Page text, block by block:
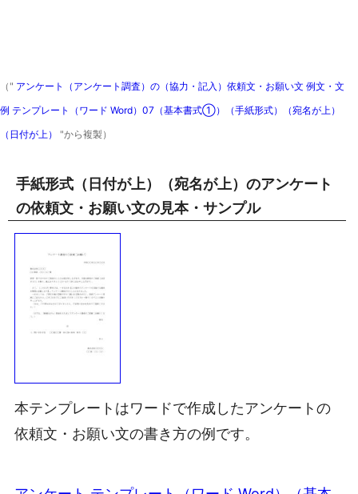
（" アンケート（アンケート調査）の（協力・記入）依頼文・お願い文 例文・文
例 テンプレート（ワード Word）07（基本書式①）（手紙形式）（宛名が上）
（日付が上） "から複製）
手紙形式（日付が上）（宛名が上）のアンケート
の依頼文・お願い文の見本・サンプル
本テンプレートはワードで作成したアンケートの
依頼文・お願い文の書き方の例です。